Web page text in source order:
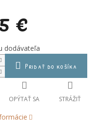
€
dodávateľa
Pridať do košíka
OPÝTAŤ SA STRÁŽIŤ